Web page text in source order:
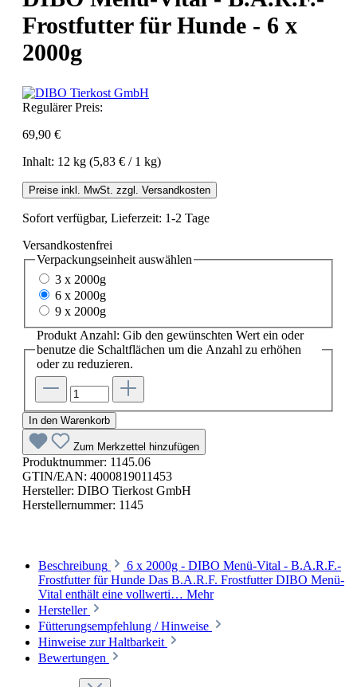
Frostfutter für Hunde - 6 x
2000g
Regulärer Preis:
69,90 €
Inhalt: 12 kg (5,83 € / 1 kg)
Preise inkl. MwSt. zzgl. Versandkosten
Sofort verfügbar, Lieferzeit: 1-2 Tage
Versandkostenfrei
Verpackungseinheit auswählen
3 x 2000g
6 x 2000g
9 x 2000g
Produkt Anzahl: Gib den gewünschten Wert ein oder
benutze die Schaltflächen um die Anzahl zu erhöhen
oder zu reduzieren.
In den Warenkorb
Zum Merkzettel hinzufügen
Produktnummer: 1145.06
GTIN/EAN: 4000819011453
Hersteller: DIBO Tierkost GmbH
Herstellernummer: 1145
Beschreibung
6 x 2000g - DIBO Menü-Vital - B.A.R.F.-
Frostfutter für Hunde Das B.A.R.F. Frostfutter DIBO Menü-
Vital enthält eine vollwerti… Mehr
Hersteller
Fütterungsempfehlung / Hinweise
Hinweise zur Haltbarkeit
Bewertungen